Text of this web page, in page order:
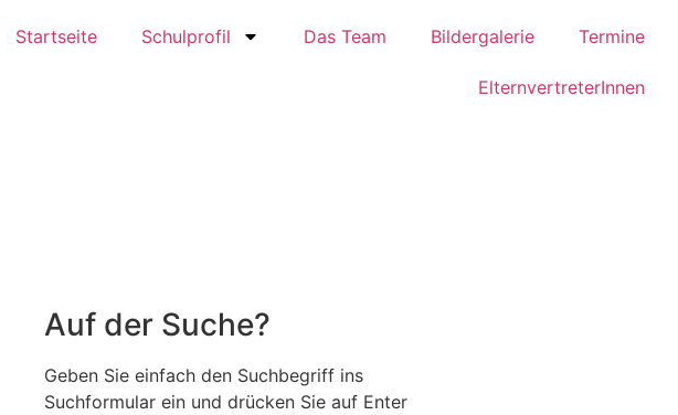
Startseite Schulprofil Das Team Bildergalerie Termine
ElternvertreterInnen
Auf der Suche?
Geben Sie einfach den Suchbegriff ins
Suchformular ein und drücken Sie auf Enter